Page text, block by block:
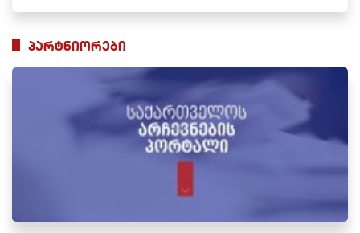
პარტნიორები